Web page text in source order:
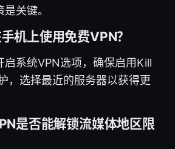
关键。
机上使用免费VPN？
启系统VPN选项，确保启用Kill
，选择最近的服务器以获得更
是否能解锁流媒体地区限